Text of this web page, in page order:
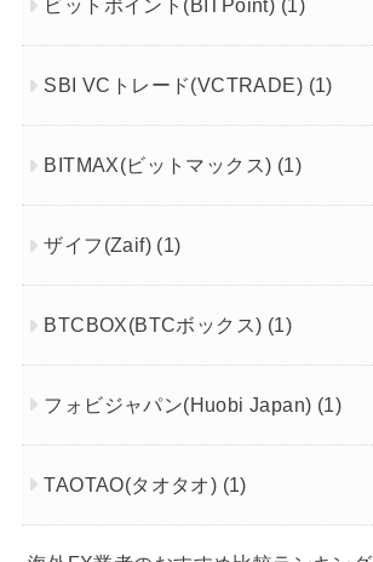
ビットポイント(BITPoint) (1)
SBI VCトレード(VCTRADE) (1)
BITMAX(ビットマックス) (1)
ザイフ(Zaif) (1)
BTCBOX(BTCボックス) (1)
フォビジャパン(Huobi Japan) (1)
TAOTAO(タオタオ) (1)